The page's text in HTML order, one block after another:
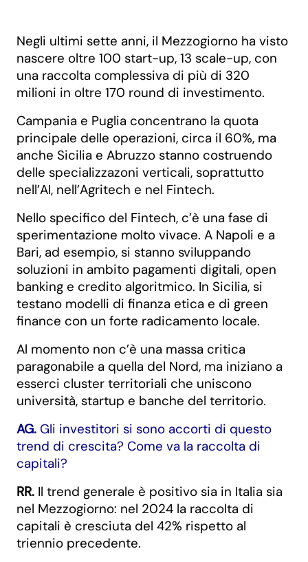
Negli ultimi sette anni, il Mezzogiorno ha visto
nascere oltre 100 start-up, 13 scale-up, con
una raccolta complessiva di più di 320
milioni in oltre 170 round di investimento.
Campania e Puglia concentrano la quota
principale delle operazioni, circa il 60%, ma
anche Sicilia e Abruzzo stanno costruendo
delle specializzazoni verticali, soprattutto
nell’AI, nell’Agritech e nel Fintech.
Nello specifico del Fintech, c’è una fase di
sperimentazione molto vivace. A Napoli e a
Bari, ad esempio, si stanno sviluppando
soluzioni in ambito pagamenti digitali, open
banking e credito algoritmico. In Sicilia, si
testano modelli di finanza etica e di green
finance con un forte radicamento locale.
Al momento non c’è una massa critica
paragonabile a quella del Nord, ma iniziano a
esserci cluster territoriali che uniscono
università, startup e banche del territorio.
AG. Gli investitori si sono accorti di questo
trend di crescita? Come va la raccolta di
capitali?
RR. Il trend generale è positivo sia in Italia sia
nel Mezzogiorno: nel 2024 la raccolta di
capitali è cresciuta del 42% rispetto al
triennio precedente.